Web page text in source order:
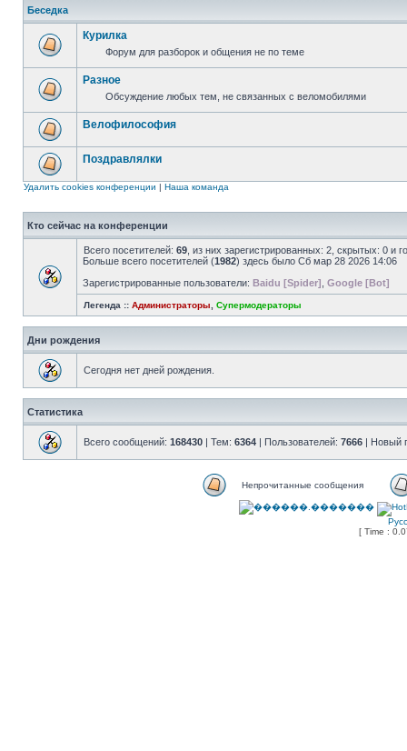
Беседка
Курилка
Форум для разборок и общения не по теме
Разное
Обсуждение любых тем, не связанных с веломобилями
Велофилософия
Поздравлялки
Удалить cookies конференции | Наша команда
Кто сейчас на конференции
Всего посетителей: 69 , из них зарегистрированных: 2, скрытых: 0 и
Больше всего посетителей (1982) здесь было Сб мар 28 2026 14:06
Зарегистрированные пользователи: Baidu [Spider] Google [Bot]
Легенда :: Администраторы Супермодераторы
Дни рождения
Сегодня нет дней рождения.
Статистика
Всего сообщений: 168430 | Тем: 6364 | Пользователей: 7666 | Новый
Непрочитанные сообщения
[ Time :